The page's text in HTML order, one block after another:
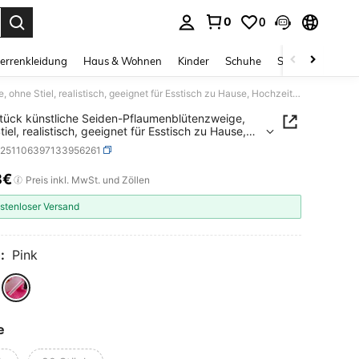
0 0
Haus & Wohnen Kinder Schuhe Schmuck &
1/80 Stück künstliche Seiden-Pflaumenblütenzweige, ohne Stiel, realistisch, geeignet für Esstisch zu Hause, Hochzeitsstrauß, Strandthema-Partydekoration, ohne Vase, Kunstpflanzen, Zuhause, Restaurant, Wohnzimmer, Außengarten-Dekoration, Muttertagsgeschenk, Geburtstagsgeschenk, Abschlussgeschenk, Hochzeitsgeschenk
künstliche Seiden-Pflaumenblütenzweige,
realistisch, geeignet für Esstisch zu Hause,
Strandthema-Partydekoration, ohne
Zuhause, Restaurant, Wohnzimmer,
Dekoration, Muttertagsgeschenk,
Abschlussgeschenk,
AND AVAILABILITY
Preis inkl. MwSt. und Zöllen
Versand
Pink